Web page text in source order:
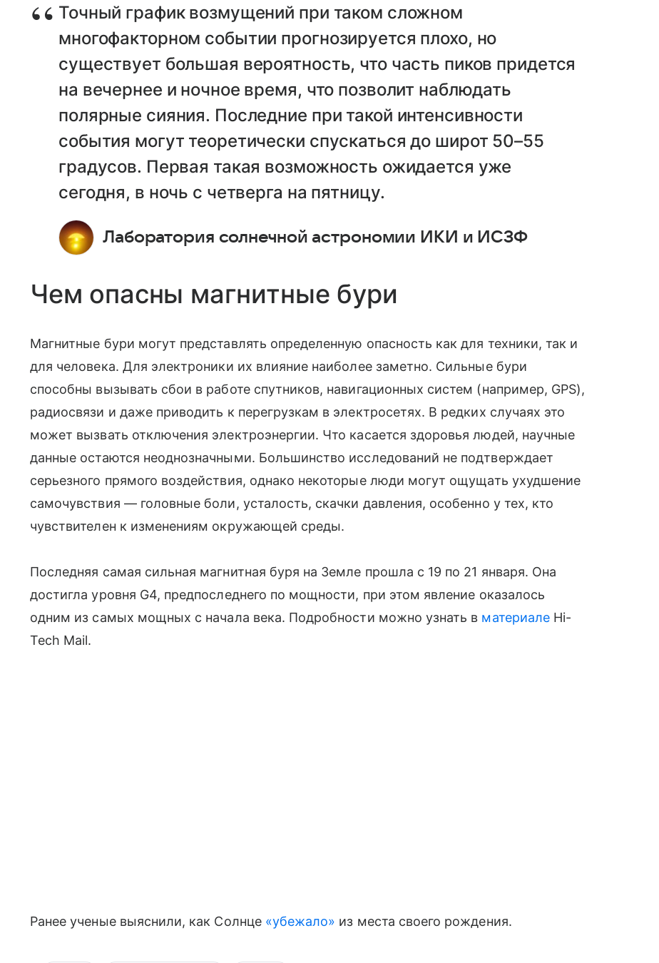
Точный график возмущений при таком сложном
многофакторном событии прогнозируется плохо, но
существует большая вероятность, что часть пиков придется
на вечернее и ночное время, что позволит наблюдать
полярные сияния. Последние при такой интенсивности
события могут теоретически спускаться до широт 50–55
градусов. Первая такая возможность ожидается уже
сегодня, в ночь с четверга на пятницу.
Лаборатория солнечной астрономии ИКИ и ИСЗФ
Чем опасны магнитные бури
Магнитные бури могут представлять определенную опасность как для техники, так и
для человека. Для электроники их влияние наиболее заметно. Сильные бури
способны вызывать сбои в работе спутников, навигационных систем (например, GPS),
радиосвязи и даже приводить к перегрузкам в электросетях. В редких случаях это
может вызвать отключения электроэнергии. Что касается здоровья людей, научные
данные остаются неоднозначными. Большинство исследований не подтверждает
серьезного прямого воздействия, однако некоторые люди могут ощущать ухудшение
самочувствия — головные боли, усталость, скачки давления, особенно у тех, кто
чувствителен к изменениям окружающей среды.
Последняя самая сильная магнитная буря на Земле прошла с 19 по 21 января. Она
достигла уровня G4, предпоследнего по мощности, при этом явление оказалось
одним из самых мощных с начала века. Подробности можно узнать в материалеHi-
Tech Mail.
Ранее ученые выяснили, как Солнце «убежало» из места своего рождения.